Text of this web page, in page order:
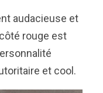
audacieuse et
rouge est
et cool.